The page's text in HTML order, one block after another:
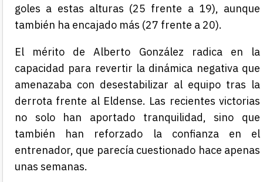
goles a estas alturas (25 frente a 19), aunque
también ha encajado más (27 frente a 20).
El mérito de Alberto González radica en la
capacidad para revertir la dinámica negativa que
amenazaba con desestabilizar al equipo tras la
derrota frente al Eldense. Las recientes victorias
no solo han aportado tranquilidad, sino que
también han reforzado la confianza en el
entrenador, que parecía cuestionado hace apenas
unas semanas.